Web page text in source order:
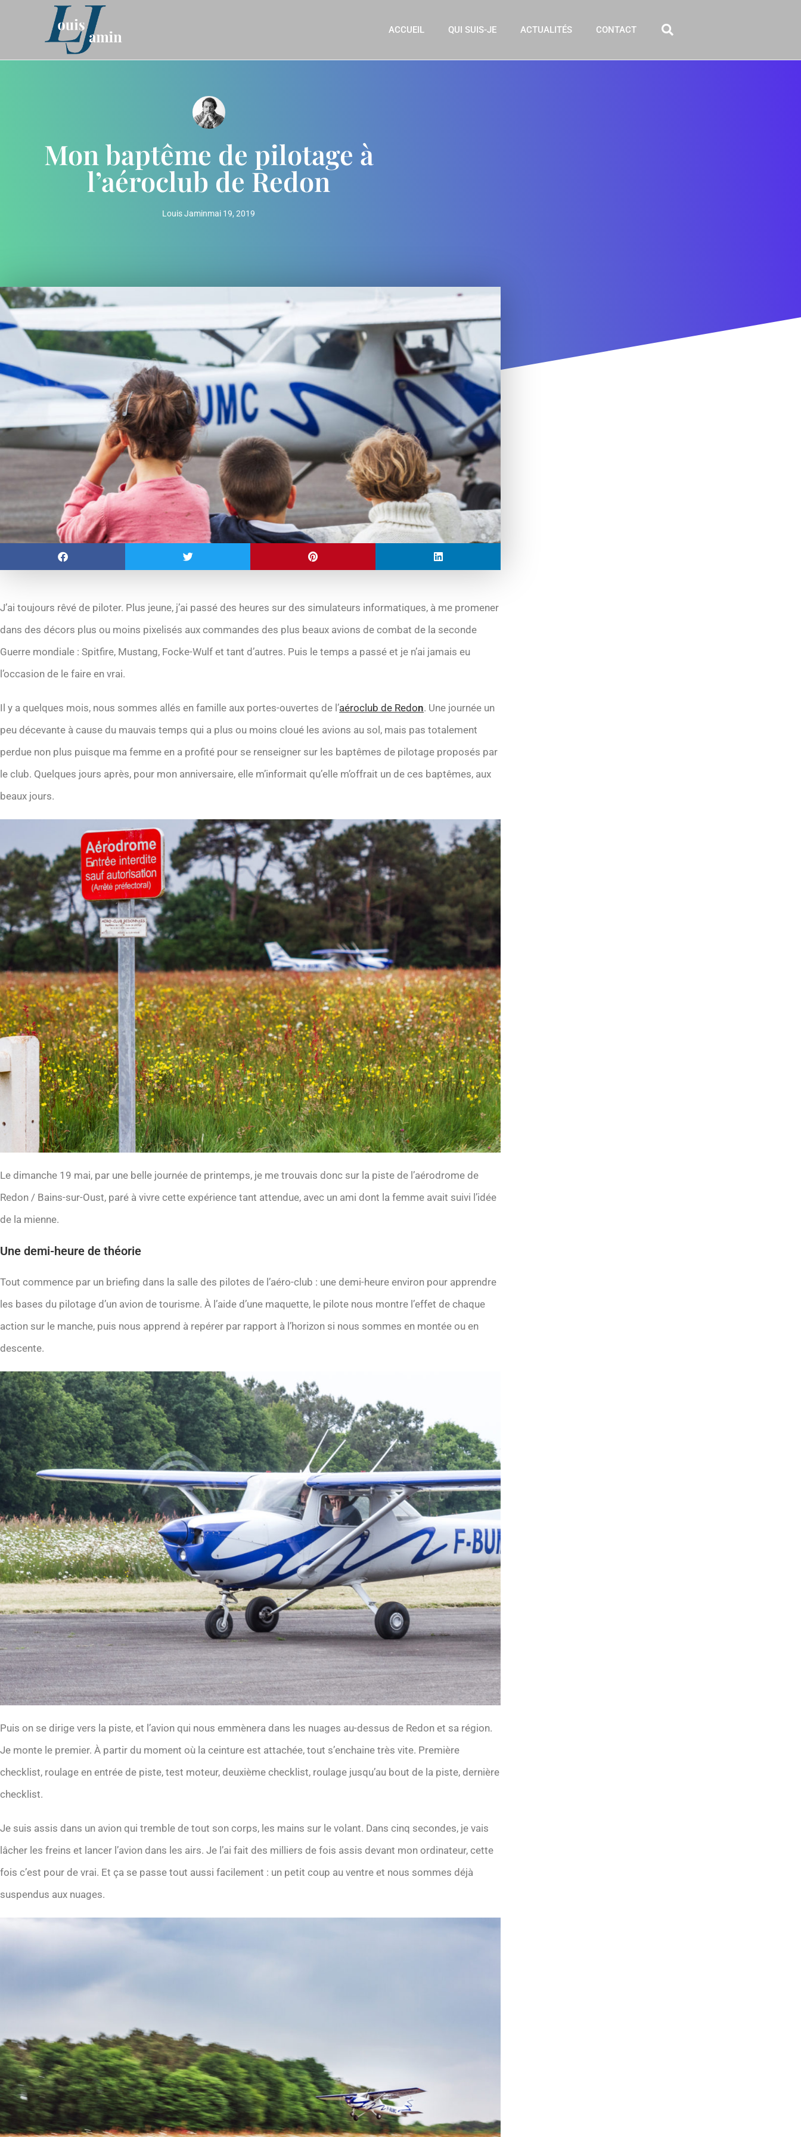
ACCUEIL QUI SUIS-JE ACTUALITÉS CONTACT
Mon baptême de pilotage à
l’aéroclub de Redon
Louis Jaminmai 19, 2019
J’ai toujours rêvé de piloter. Plus jeune, j’ai passé des heures sur des simulateurs informatiques, à me promener
dans des décors plus ou moins pixelisés aux commandes des plus beaux avions de combat de la seconde
Guerre mondiale : Spitfire, Mustang, Focke-Wulf et tant d’autres. Puis le temps a passé et je n’ai jamais eu
l’occasion de le faire en vrai.
Il y a quelques mois, nous sommes allés en famille aux portes-ouvertes de l’aéroclub de Redon. Une journée un
peu décevante à cause du mauvais temps qui a plus ou moins cloué les avions au sol, mais pas totalement
perdue non plus puisque ma femme en a profité pour se renseigner sur les baptêmes de pilotage proposés par
le club. Quelques jours après, pour mon anniversaire, elle m’informait qu’elle m’offrait un de ces baptêmes, aux
beaux jours.
Le dimanche 19 mai, par une belle journée de printemps, je me trouvais donc sur la piste de l’aérodrome de
Redon / Bains-sur-Oust, paré à vivre cette expérience tant attendue, avec un ami dont la femme avait suivi l’idée
de la mienne.
Une demi-heure de théorie
Tout commence par un briefing dans la salle des pilotes de l’aéro-club : une demi-heure environ pour apprendre
les bases du pilotage d’un avion de tourisme. À l’aide d’une maquette, le pilote nous montre l’effet de chaque
action sur le manche, puis nous apprend à repérer par rapport à l’horizon si nous sommes en montée ou en
descente.
Puis on se dirige vers la piste, et l’avion qui nous emmènera dans les nuages au-dessus de Redon et sa région.
Je monte le premier. À partir du moment où la ceinture est attachée, tout s’enchaine très vite. Première
checklist, roulage en entrée de piste, test moteur, deuxième checklist, roulage jusqu’au bout de la piste, dernière
checklist.
Je suis assis dans un avion qui tremble de tout son corps, les mains sur le volant. Dans cinq secondes, je vais
lâcher les freins et lancer l’avion dans les airs. Je l’ai fait des milliers de fois assis devant mon ordinateur, cette
fois c’est pour de vrai. Et ça se passe tout aussi facilement : un petit coup au ventre et nous sommes déjà
suspendus aux nuages.